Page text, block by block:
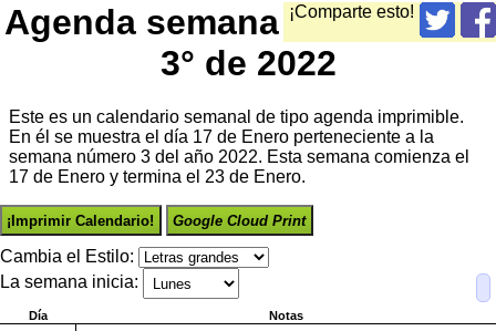
¡Comparte esto!
Agenda semana
3° de 2022
Este es un calendario semanal de tipo agenda imprimible.
En él se muestra el día 17 de Enero perteneciente a la
semana número 3 del año 2022. Esta semana comienza el
17 de Enero y termina el 23 de Enero.
¡Imprimir Calendario! Google Cloud Print
Cambia el Estilo:
La semana inicia:
Día Notas